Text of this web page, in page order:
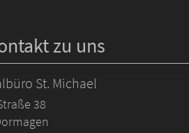
zu uns
St. Michael
38